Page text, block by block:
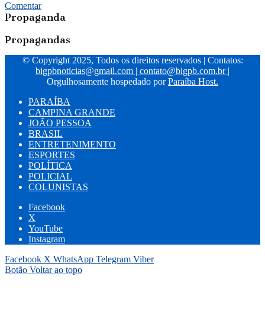
Comentar
Propaganda
Propagandas
© Copyright 2025, Todos os direitos reservados | Contatos:
bigpbnoticias@gmail.com | contato@bigpb.com.br |
Orgulhosamente hospedado porParaíba Host.
PARAÍBA
CAMPINA GRANDE
JOÃO PESSOA
BRASIL
ENTRETENIMENTO
ESPORTES
POLÍTICA
POLICIAL
COLUNISTAS
Facebook
X
YouTube
Instagram
Facebook X WhatsApp Telegram Viber
Botão Voltar ao topo